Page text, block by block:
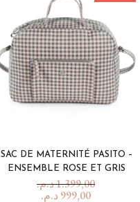
SAC DE MATERNITÉ PASITO –
ENSEMBLE ROSE ET GRIS
1.399,00د.م.
999,00 د.م.